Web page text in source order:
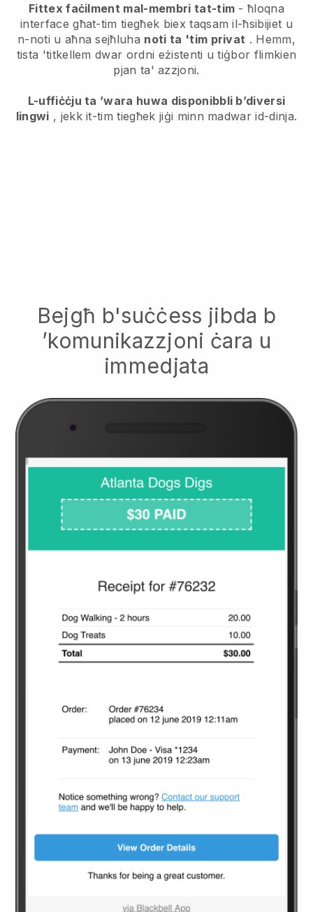
Fittex faċilment mal-membri tat-tim - ħloqna
interface għat-tim tiegħek biex taqsam il-ħsibijiet u
n-noti u aħna sejħluha noti ta 'tim privat . Hemm,
tista 'titkellem dwar ordni eżistenti u tiġbor flimkien
pjan ta' azzjoni.
L-uffiċċju ta ’wara huwa disponibbli b’diversi
lingwi , jekk it-tim tiegħek jiġi minn madwar id-dinja.
Bejgħ b'suċċess jibda b
’komunikazzjoni ċara u
immedjata